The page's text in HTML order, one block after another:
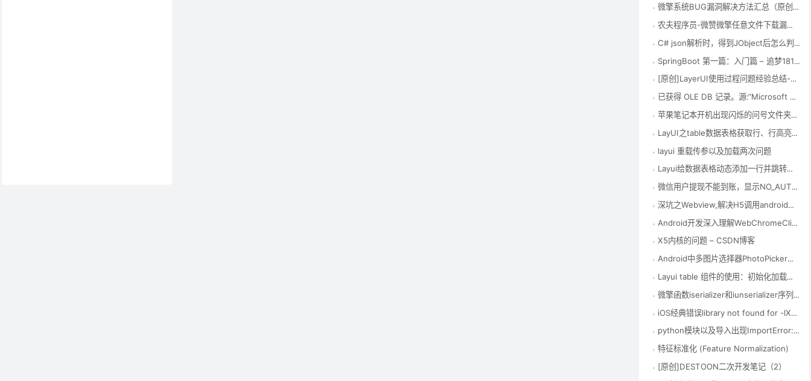
微擎系统BUG漏洞解决方法汇总（原创） – 谦信君 – 博客园
农夫程序员-微赞微擎任意文件下载漏洞global.func.php文件修复方法
C# json解析时，得到JObject后怎么判断它的某一键值是否存在？_博问_博客园
SpringBoot 第一篇：入门篇 – 追梦1819 – 博客园
[原创]LayerUI使用过程问题经验总结-填坑笔记
已获得 OLE DB 记录。源:“Microsoft SQL Native Client” Hresult: 0x80004005 说明:“不能将值 NULL 插入列 ‘id’，表 ‘ToolingD – 路漫漫 修远兮 – CSDN博客
苹果笔记本开机出现闪烁的问号文件夹解决方法 – CSDN博客
LayUI之table数据表格获取行、行高亮等相关操作
layui 重载传参以及加载两次问题
Layui给数据表格动态添加一行并跳转到添加行所在页 – CSDN博客
微信用户提现不能到账，显示NO_AUTH | 产品权限验证失败,请查看您当前是否具有该产品的权限(企业付款到零钱) – CSDN博客
深坑之Webview,解决H5调用android相机拍照和录像 – CSDN博客
Android开发深入理解WebChromeClient之onShowFileChooser或openFileChooser使用说明 – TeachCourse
X5内核的问题 – CSDN博客
Android中多图片选择器PhotoPicker库的使用（仿微信） – CSDN博客
Layui table 组件的使用：初始化加载数据、数据刷新表格、传参数 – LoveLong – 博客园
微擎函数iserializer和iunserializer序列化函数 – CSDN博客
iOS经典错误library not found for -lXXX – 简书
python模块以及导入出现ImportError: No module named ‘xxx’问题 – 我的新博客 – 博客频道 – CSDN.NET
特征标准化 (Feature Normalization)
[原创]DESTOON二次开发笔记（2）